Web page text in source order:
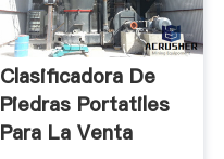
Clasificadora De
Piedras Portatiles
Para La Venta